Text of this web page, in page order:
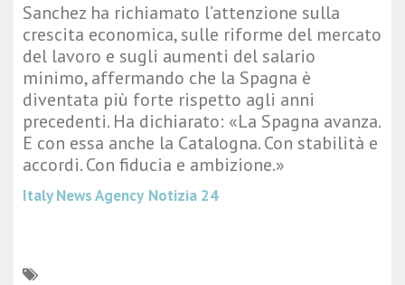
Sanchez ha richiamato l’attenzione sulla
crescita economica, sulle riforme del mercato
del lavoro e sugli aumenti del salario
minimo, affermando che la Spagna è
diventata più forte rispetto agli anni
precedenti. Ha dichiarato: «La Spagna avanza.
E con essa anche la Catalogna. Con stabilità e
accordi. Con fiducia e ambizione.»
Italy News Agency Notizia 24